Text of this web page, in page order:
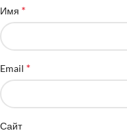
Имя *
Email *
Сайт